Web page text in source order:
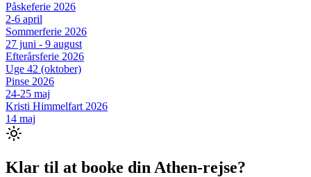
Påskeferie 2026
2-6 april
Sommerferie 2026
27 juni - 9 august
Efterårsferie 2026
Uge 42 (oktober)
Pinse 2026
24-25 maj
Kristi Himmelfart 2026
14 maj
Klar til at booke din Athen-rejse?